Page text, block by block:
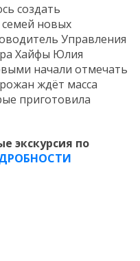
создать
новых
Управления
Хайфы Юлия
начали отмечать
ждёт масса
приготовила
экскурсия по